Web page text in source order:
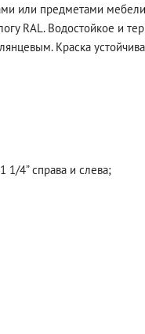
или предметами
RAL. Водостойкое и
Краска
1/4” справа и слева;